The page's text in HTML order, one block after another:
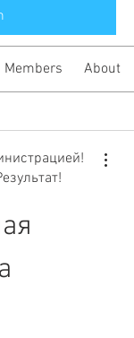
Members About